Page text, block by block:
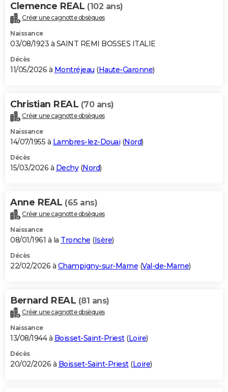
Clemence REAL (102 ans)
Créer une cagnotte obsèques
Naissance
03/08/1923 à SAINT REMI BOSSES ITALIE
Décès
11/05/2026 à Montréjeau (Haute-Garonne)
Christian REAL (70 ans)
Créer une cagnotte obsèques
Naissance
14/07/1955 à Lambres-lez-Douai (Nord)
Décès
15/03/2026 à Dechy(Nord)
Anne REAL (65 ans)
Créer une cagnotte obsèques
Naissance
08/01/1961 à la Tronche (Isère)
Décès
22/02/2026 à Champigny-sur-Marne (Val-de-Marne)
Bernard REAL (81 ans)
Créer une cagnotte obsèques
Naissance
13/08/1944 à Boisset-Saint-Priest(Loire)
Décès
20/02/2026 à Boisset-Saint-Priest(Loire)